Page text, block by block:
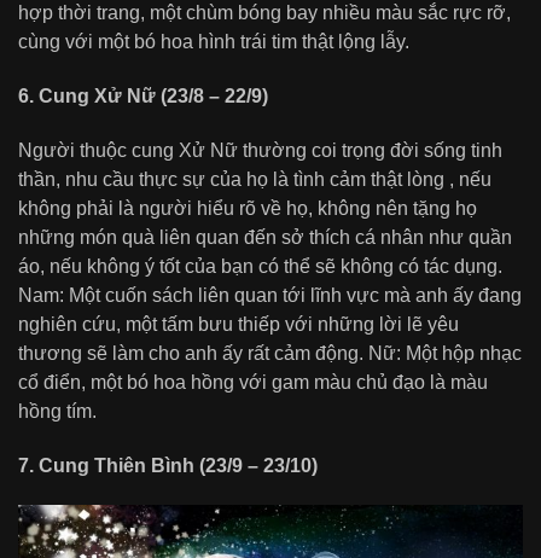
hợp thời trang, một chùm bóng bay nhiều màu sắc rực rỡ,
cùng với một bó hoa hình trái tim thật lộng lẫy.
6. Cung Xử Nữ (23/8 – 22/9)
Người thuộc cung Xử Nữ thường coi trọng đời sống tinh
thần, nhu cầu thực sự của họ là tình cảm thật lòng , nếu
không phải là người hiểu rõ về họ, không nên tặng họ
những món quà liên quan đến sở thích cá nhân như quần
áo, nếu không ý tốt của bạn có thể sẽ không có tác dụng.
Nam: Một cuốn sách liên quan tới lĩnh vực mà anh ấy đang
nghiên cứu, một tấm bưu thiếp với những lời lẽ yêu
thương sẽ làm cho anh ấy rất cảm động. Nữ: Một hộp nhạc
cổ điển, một bó hoa hồng với gam màu chủ đạo là màu
hồng tím.
7. Cung Thiên Bình (23/9 – 23/10)